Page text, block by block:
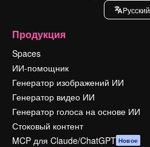
Pусский
Продукция
Spaces
ИИ-помощник
Генератор изображений ИИ
Генератор видео ИИ
Генератор голоса на основе ИИ
Стоковый контент
MCP для Claude/ChatGPT Новое